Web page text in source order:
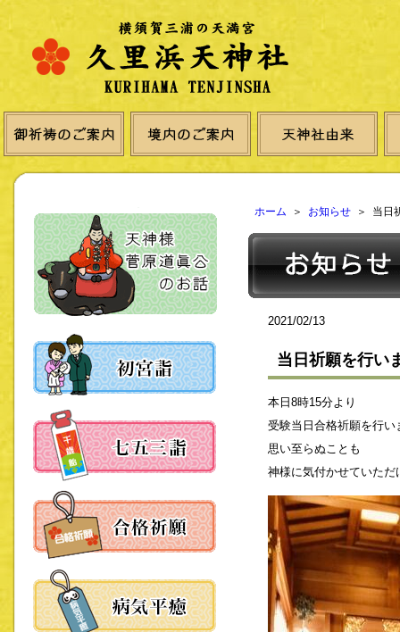
ホーム ＞ お知らせ ＞ 当日
2021/02/13
当日祈願を行い
本日8時15分より
受験当日合格祈願を行い
思い至らぬことも
神様に気付かせていただ